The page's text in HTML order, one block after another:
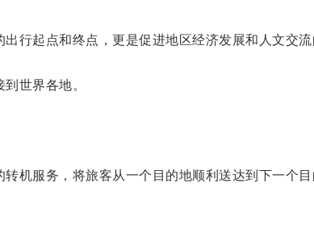
起点和终点，更是促进地区经济发展和人文交流
世界各地。
服务，将旅客从一个目的地顺利送达到下一个目